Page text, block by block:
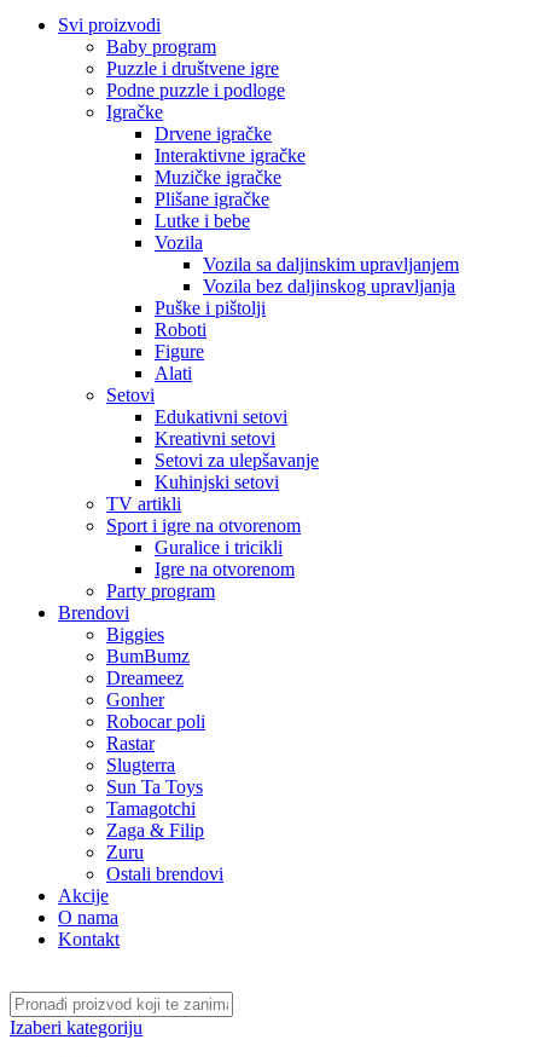
Svi proizvodi
Baby program
Puzzle i društvene igre
Podne puzzle i podloge
Igračke
Drvene igračke
Interaktivne igračke
Muzičke igračke
Plišane igračke
Lutke i bebe
Vozila
Vozila sa daljinskim upravljanjem
Vozila bez daljinskog upravljanja
Puške i pištolji
Roboti
Figure
Alati
Setovi
Edukativni setovi
Kreativni setovi
Setovi za ulepšavanje
Kuhinjski setovi
TV artikli
Sport i igre na otvorenom
Guralice i tricikli
Igre na otvorenom
Party program
Brendovi
Biggies
BumBumz
Dreameez
Gonher
Robocar poli
Rastar
Slugterra
Sun Ta Toys
Tamagotchi
Zaga & Filip
Zuru
Ostali brendovi
Akcije
O nama
Kontakt
Izaberi kategoriju